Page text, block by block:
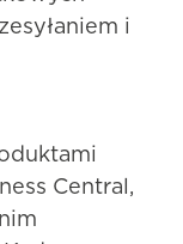
i
Central,